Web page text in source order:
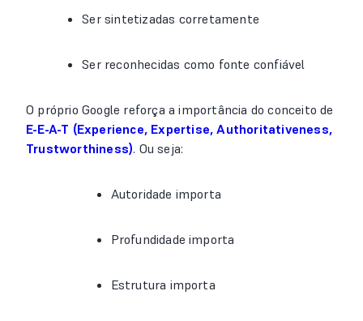
Ser sintetizadas corretamente
Ser reconhecidas como fonte confiável
O próprio Google reforça a importância do conceito de
E-E-A-T (Experience, Expertise, Authoritativeness,
Trustworthiness). Ou seja:
Autoridade importa
Profundidade importa
Estrutura importa